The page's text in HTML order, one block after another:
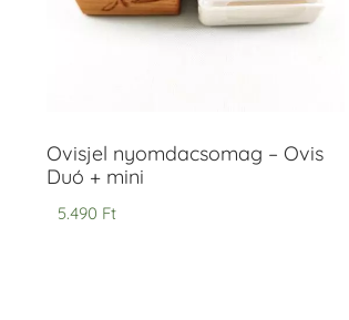
Ovisjel nyomdacsomag – Ovis
Duó + mini
5.490 Ft